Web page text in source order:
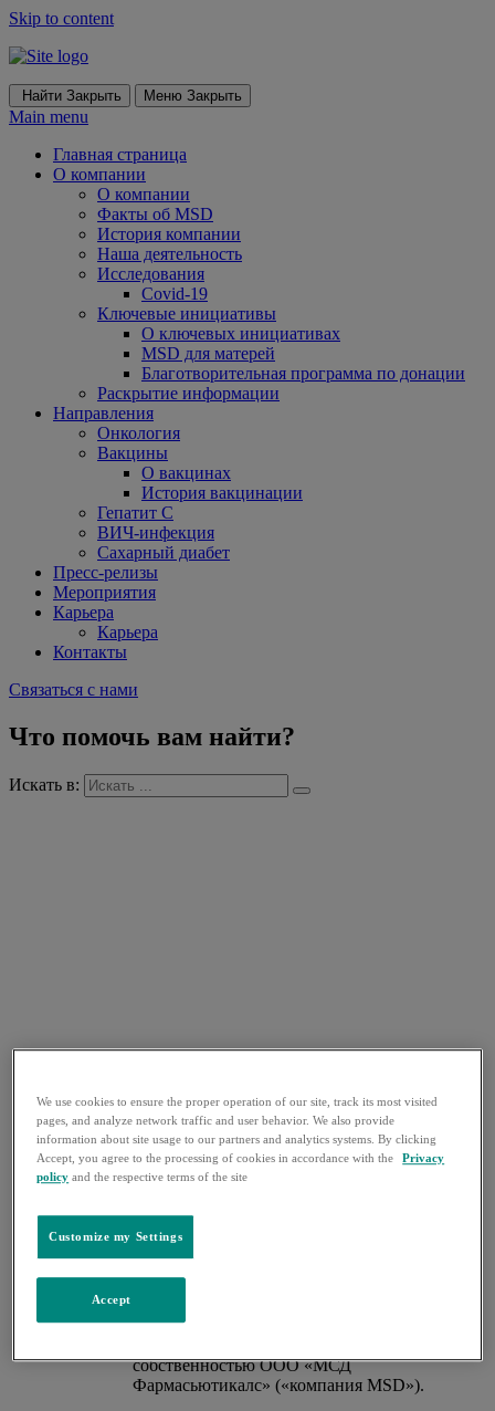
Skip to content
Найти Закрыть Меню Закрыть
Main menu
Главная страница
О компании
О компании
Факты об MSD
История компании
Наша деятельность
Исследования
Covid-19
Ключевые инициативы
О ключевых инициативах
MSD для матерей
Благотворительная программа по донации
Раскрытие информации
Направления
Онкология
Вакцины
О вакцинах
История вакцинации
Гепатит С
ВИЧ-инфекция
Сахарный диабет
Пресс-релизы
Мероприятия
Карьера
Карьера
Контакты
Связаться с нами
Что помочь вам найти?
Искать в:
>
Правила пользования сайтом
Правила пользования сайтом
собственностью ООО «МСД
Фармасьютикалс» («компания MSD»).
We use cookies to ensure the proper operation of our site, track its most visited
pages, and analyze network traffic and user behavior. We also provide
information about site usage to our partners and analytics systems. By clicking
Accept, you agree to the processing of cookies in accordance with the
Privacy
policy and the respective terms of the site
Customize my Settings
Accept